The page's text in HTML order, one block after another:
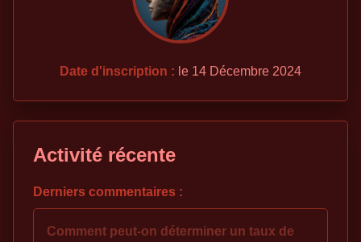
Date d'inscription : le 14 Décembre 2024
Activité récente
Derniers commentaires :
Comment peut-on déterminer un taux de